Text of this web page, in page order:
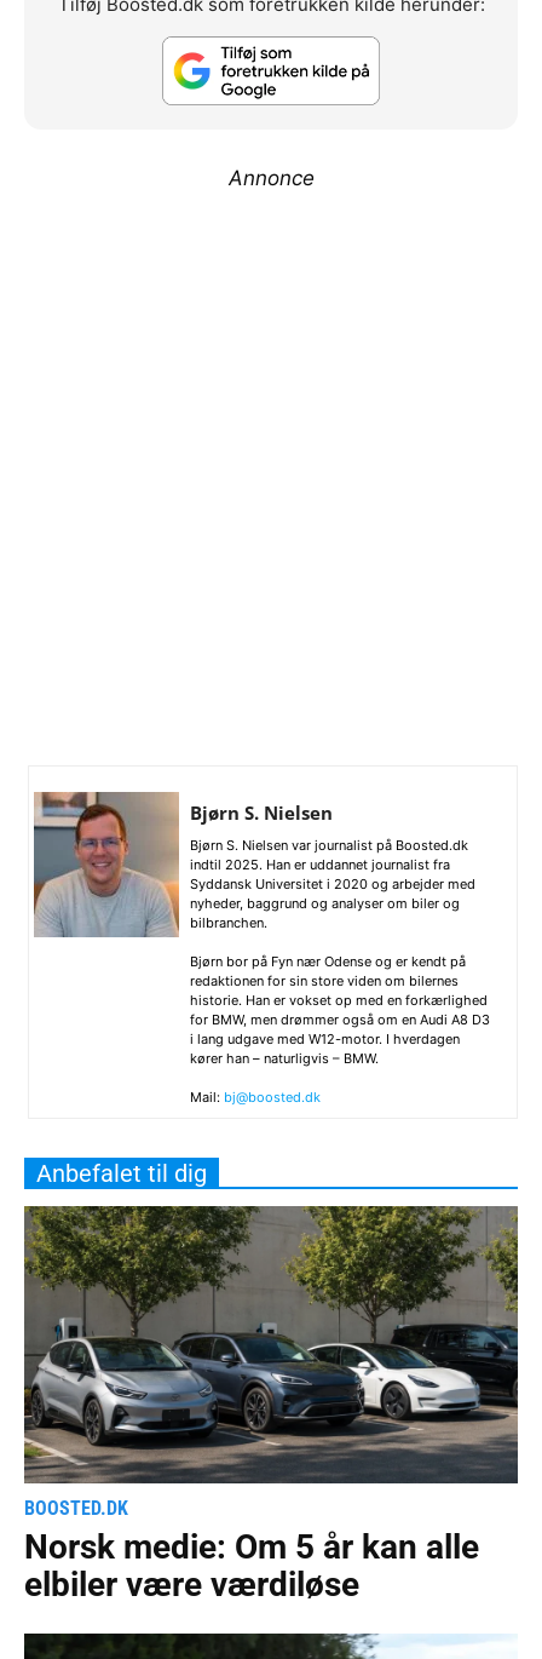
Annonce
Bjørn S. Nielsen
Bjørn S. Nielsen var journalist på Boosted.dk
indtil 2025. Han er uddannet journalist fra
Syddansk Universitet i 2020 og arbejder med
nyheder, baggrund og analyser om biler og
bilbranchen.
Bjørn bor på Fyn nær Odense og er kendt på
redaktionen for sin store viden om bilernes
historie. Han er vokset op med en forkærlighed
for BMW, men drømmer også om en Audi A8 D3
i lang udgave med W12-motor. I hverdagen
kører han – naturligvis – BMW.
Mail: bj@boosted.dk